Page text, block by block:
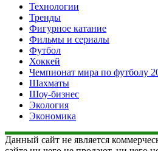
Технологии
Тренды
Фигурное катание
Фильмы и сериалы
Футбол
Хоккей
Чемпионат мира по футболу
Шахматы
Шоу-бизнес
Экология
Экономика
Данный сайт не является